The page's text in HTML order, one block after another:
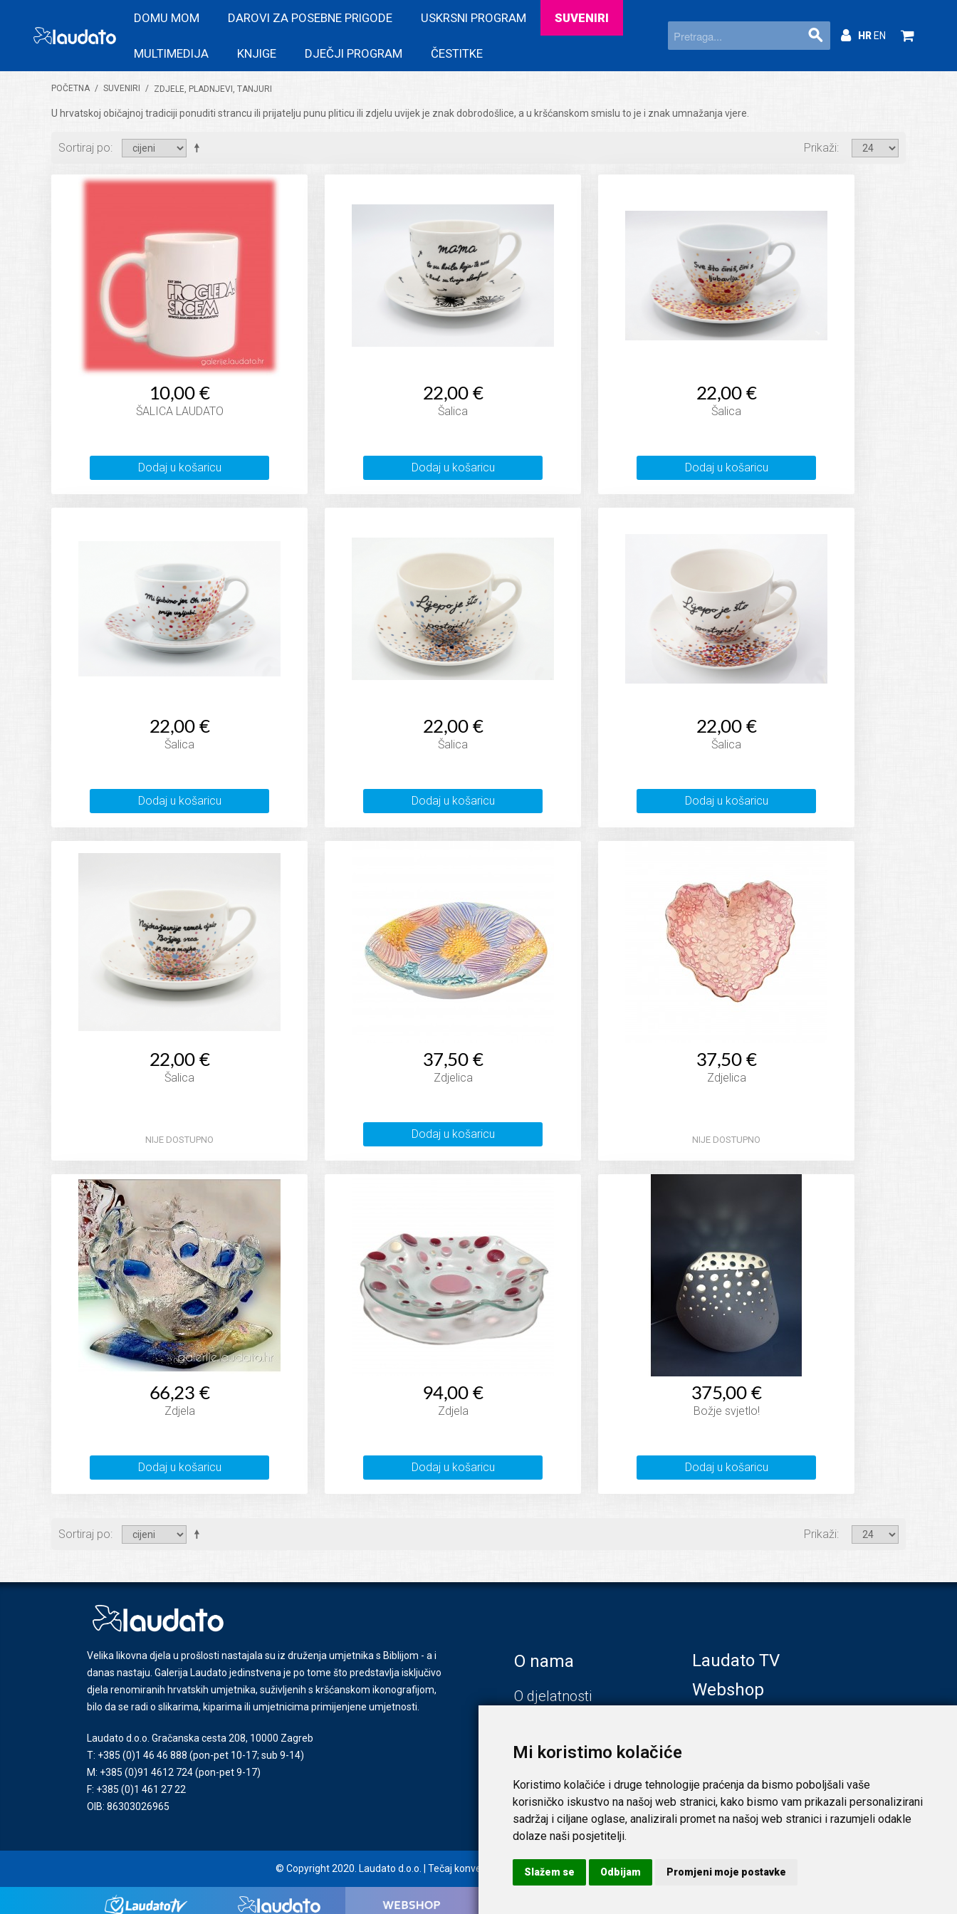
Mi koristimo kolačiće
Koristimo kolačiće i druge tehnologije praćenja da bismo poboljšali vaše
korisničko iskustvo na našoj web stranici, kako bismo vam prikazali personalizirani
sadržaj i ciljane oglase, analizirali promet na našoj web stranici i razumjeli odakle
dolaze naši posjetitelji.
Slažem se Odbijam Promjeni moje postavke
DOMU MOM DAROVI ZA POSEBNE PRIGODE USKRSNI PROGRAM SUVENIRI
MULTIMEDIJA KNJIGE DJEČJI PROGRAM ČESTITKE
HREN
POČETNA / SUVENIRI / ZDJELE, PLADNJEVI, TANJURI
U hrvatskoj običajnoj tradiciji ponuditi strancu ili prijatelju punu pliticu ili zdjelu uvijek je znak dobrodošlice, a u kršćanskom smislu to je i znak umnažanja vjere.
Sortiraj po Prikaži
10,00 €
ŠALICA LAUDATO
Dodaj u košaricu
22,00 €
Šalica
Dodaj u košaricu
22,00 €
Šalica
Dodaj u košaricu
22,00 €
Šalica
Dodaj u košaricu
22,00 €
Šalica
Dodaj u košaricu
22,00 €
Šalica
Dodaj u košaricu
22,00 €
Šalica
NIJE DOSTUPNO
37,50 €
Zdjelica
Dodaj u košaricu
37,50 €
Zdjelica
NIJE DOSTUPNO
66,23 €
Zdjela
Dodaj u košaricu
94,00 €
Zdjela
Dodaj u košaricu
375,00 €
Božje svjetlo!
Dodaj u košaricu
Sortiraj po Prikaži
Velika likovna djela u prošlosti nastajala su iz druženja umjetnika s Biblijom - a i
danas nastaju. Galerija Laudato jedinstvena je po tome što predstavlja isključivo
djela renomiranih hrvatskih umjetnika, suživljenih s kršćanskom ikonografijom,
bilo da se radi o slikarima, kiparima ili umjetnicima primijenjene umjetnosti.
Laudato d.o.o. Gračanska cesta 208, 10000 Zagreb
T: +385 (0)1 46 46 888 (pon-pet 10-17; sub 9-14)
M: +385 (0)91 4612 724(pon-pet 9-17)
F: +385 (0)1 461 27 22
OIB: 86303026965
O nama
O djelatnosti
Zadar
Laudato TV
Webshop
© Copyright 2020. Laudato d.o.o. | Tečaj konverzije: 1 EUR = 7,53450 HRK |Uvjeti i privatnost